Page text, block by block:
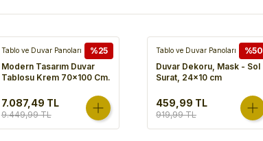
%25
Tablo ve Duvar Panoları
Modern Tasarım Duvar
Tablosu Krem 70x100 Cm.
7.087,49 TL
9.449,99 TL
%50
Tablo ve Duvar Panoları
Duvar Dekoru, Mask - Sol
Surat, 24x10 cm
459,99 TL
919,99 TL